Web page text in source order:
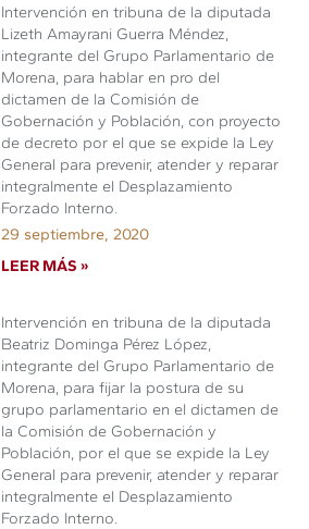
Intervención en tribuna de la diputada
Lizeth Amayrani Guerra Méndez,
integrante del Grupo Parlamentario de
Morena, para hablar en pro del
dictamen de la Comisión de
Gobernación y Población, con proyecto
de decreto por el que se expide la Ley
General para prevenir, atender y reparar
integralmente el Desplazamiento
Forzado Interno.
29 septiembre, 2020
LEER MÁS »
Intervención en tribuna de la diputada
Beatriz Dominga Pérez López,
integrante del Grupo Parlamentario de
Morena, para fijar la postura de su
grupo parlamentario en el dictamen de
la Comisión de Gobernación y
Población, por el que se expide la Ley
General para prevenir, atender y reparar
integralmente el Desplazamiento
Forzado Interno.